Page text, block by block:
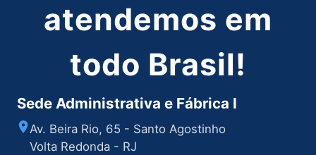
atendemos em
todo Brasil!
Sede Administrativa e Fábrica I
Av. Beira Rio, 65 - Santo Agostinho
Volta Redonda - RJ